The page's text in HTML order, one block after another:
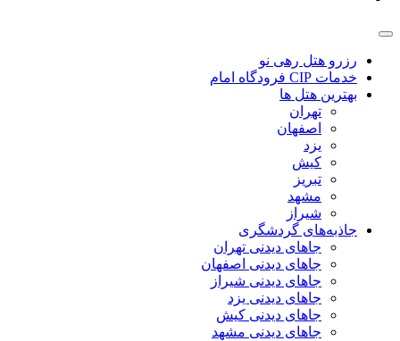
رزرو هتل رهی نو
خدمات CIP فرودگاه امام
بهترین هتل ها
تهران
اصفهان
یزد
کیش
تبریز
مشهد
شیراز
جاذبه‌های گردشگری
جاهای دیدنی تهران
جاهای دیدنی اصفهان
جاهای دیدنی شیراز
جاهای دیدنی یزد
جاهای دیدنی کیش
جاهای دیدنی مشهد